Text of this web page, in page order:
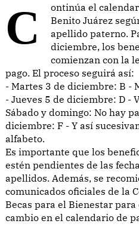
Continúa el calendario de pagos de las Becas
Benito Juárez
apellido paterno.
diciembre, los
comienzan con la
pago. El proceso seguirá así:
- Martes 3 de diciembre: B -
- Jueves 5 de diciembre: D -
Sábado y domingo: No hay
diciembre: F - Y así
alfabeto.
Es importante que los
estén pendientes de las
apellidos. Además, se
comunicados oficiales de la
Becas para el Bienestar
cambio en el calendario de